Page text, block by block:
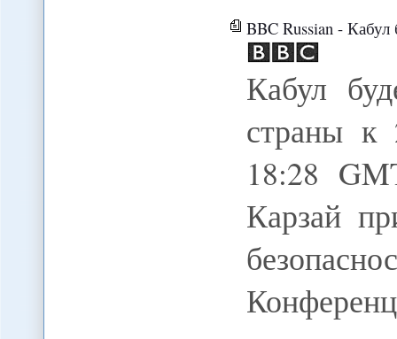
BBC Russian - Кабул
Кабул
страны к
18:28
Карзай